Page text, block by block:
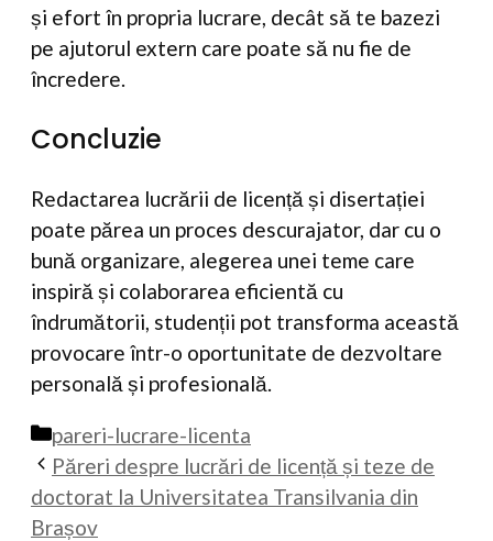
și efort în propria lucrare, decât să te bazezi
pe ajutorul extern care poate să nu fie de
încredere.
Concluzie
Redactarea lucrării de licență și disertației
poate părea un proces descurajator, dar cu o
bună organizare, alegerea unei teme care
inspiră și colaborarea eficientă cu
îndrumătorii, studenții pot transforma această
provocare într-o oportunitate de dezvoltare
personală și profesională.
Categorii
pareri-lucrare-licenta
Păreri despre lucrări de licență și teze de
doctorat la Universitatea Transilvania din
Brașov